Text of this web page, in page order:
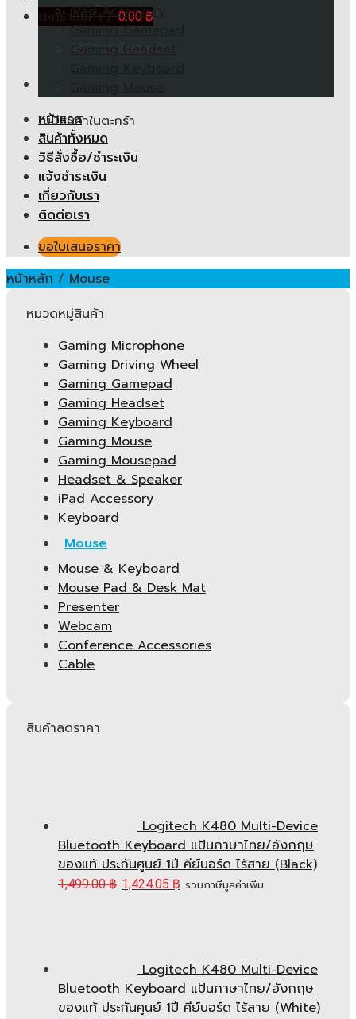
ตะกร้าสินค้า /0.00฿
ไม่มีสินค้าในตะกร้า
ไม่มีสินค้าในตะกร้า
iPad Accessory
Gaming Gamepad
Gaming Headset
หน้าแรก
สินค้าทั้งหมด
วิธีสั่งซื้อ/ชำระเงิน
แจ้งชำระเงิน
เกี่ยวกับเรา
ติดต่อเรา
ขอใบเสนอราคา
หน้าหลัก / Mouse
หมวดหมู่สินค้า
Gaming Microphone
Gaming Driving Wheel
Gaming Gamepad
Gaming Headset
Gaming Keyboard
Gaming Mouse
Gaming Mousepad
Headset & Speaker
iPad Accessory
Keyboard
Mouse
Mouse & Keyboard
Mouse Pad & Desk Mat
Presenter
Webcam
Conference Accessories
Cable
สินค้าลดราคา
Logitech K480 Multi-Device
Bluetooth Keyboard แป้นภาษาไทย/อังกฤษ
ของแท้ ประกันศูนย์ 1ปี คีย์บอร์ด ไร้สาย (Black)
1,499.00฿ 1,424.05 ฿ รวมภาษีมูลค่าเพิ่ม
Logitech K480 Multi-Device
Bluetooth Keyboard แป้นภาษาไทย/อังกฤษ
ของแท้ ประกันศูนย์ 1ปี คีย์บอร์ด ไร้สาย (White)